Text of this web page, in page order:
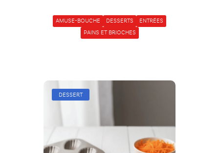
AMUSE-BOUCHE DESSERTS
ENTRÉES
PAINS ET BRIOCHES
DESSERT